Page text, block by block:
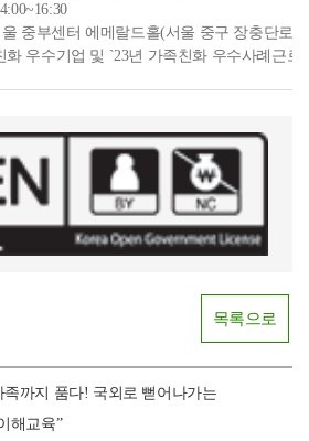
중부센터 에메랄드홀(서울 중구 장충단로
화 우수기업 및 `23년 가족친화 우수사례근
목록으로
족까지 품다! 국외로 뻗어나가는
해교육”